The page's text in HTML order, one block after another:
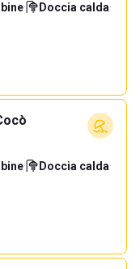
· Doccia calda·
· Doccia calda·